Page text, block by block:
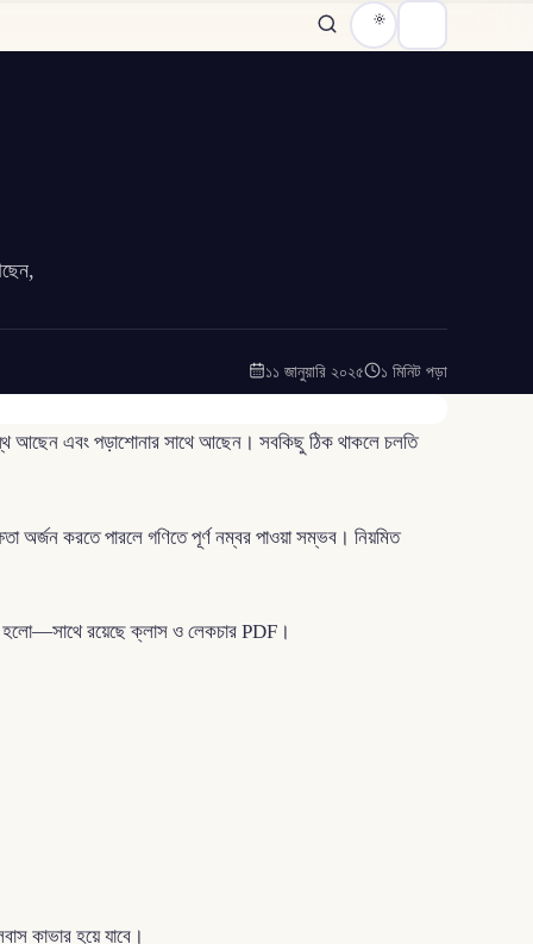
১১ জানুয়ারি ২০২৫ ১ মিনিট পড়া
আছেন এবং পড়াশোনার সাথে আছেন। সবকিছু ঠিক থাকলে চলতি
অর্জন করতে পারলে গণিতে পূর্ণ নম্বর পাওয়া সম্ভব। নিয়মিত
হলো—সাথে রয়েছে ক্লাস ও লেকচার PDF।
কাভার হয়ে যাবে।